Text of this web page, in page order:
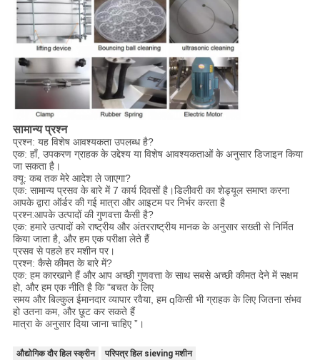
सामान्य प्रश्न
प्रश्न: यह विशेष आवश्यकता उपलब्ध है?
एक: हाँ, उपकरण ग्राहक के उद्देश्य या विशेष आवश्यकताओं के अनुसार डिजाइन किया
जा सकता है।
क्यू: कब तक मेरे आदेश ले जाएगा?
एक: सामान्य प्रसव के बारे में 7 कार्य दिवसों है।डिलीवरी का शेड्यूल समाप्त करना
आपके द्वारा ऑर्डर की गई मात्रा और आइटम पर निर्भर करता है
प्रश्न:आपके उत्पादों की गुणवत्ता कैसी है?
एक: हमारे उत्पादों को राष्ट्रीय और अंतरराष्ट्रीय मानक के अनुसार सख्ती से निर्मित
किया जाता है, और हम एक परीक्षा लेते हैं
प्रसव से पहले हर मशीन पर।
प्रश्न: कैसे कीमत के बारे में?
एक: हम कारखाने हैं और आप अच्छी गुणवत्ता के साथ सबसे अच्छी कीमत देने में सक्षम
हो, और हम एक नीति है कि "बचत के लिए
समय और बिल्कुल ईमानदार व्यापार रवैया, हम qकिसी भी ग्राहक के लिए जितना संभव
हो उतना कम, और छूट कर सकते हैं
मात्रा के अनुसार दिया जाना चाहिए ”।
औद्योगिक दौर हिल स्क्रीन
परिपत्र हिल sieving मशीन